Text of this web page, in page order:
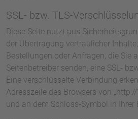
SSL- bzw. TLS-
Diese Seite nutzt aus
der Übertragung vertraulicher
Bestellungen oder Anfragen, die Sie
Seitenbetreiber senden, eine SSL-
Eine verschlüsselte Verbindung
Adresszeile des Browsers von
und an dem Schloss-Symbol in Ihrer